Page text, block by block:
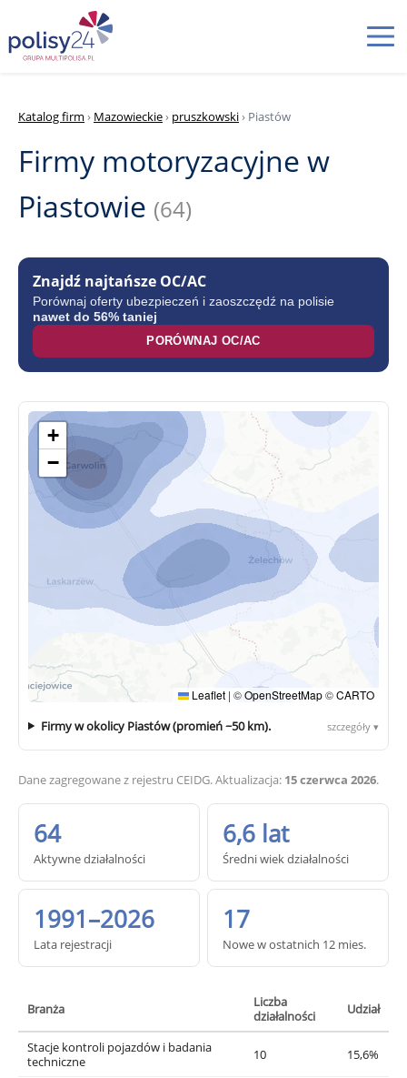
Katalog firm › Mazowieckie› pruszkowski› Piastów
Firmy motoryzacyjne w
Piastowie (64)
Znajdź najtańsze OC/AC
Porównaj oferty ubezpieczeń i zaoszczędź na polisie
nawet do 56% taniej
PORÓWNAJ OC/AC
+
−
Leaflet | ©OpenStreetMap©CARTO
Firmy w okolicy Piastów (promień ~50 km). szczegóły ▾
Dane zagregowane z rejestru CEIDG. Aktualizacja: 15 czerwca 2026.
64
Aktywne działalności
6,6 lat
Średni wiek działalności
1991–2026
Lata rejestracji
17
Nowe w ostatnich 12 mies.
Branża
Liczba
działalności
Udział
Stacje kontroli pojazdów i badania
techniczne
10 15,6%